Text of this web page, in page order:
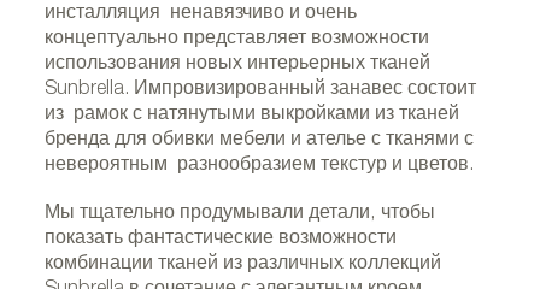
инсталляция ненавязчиво и очень
концептуально представляет возможности
использования новых интерьерных тканей
Sunbrella. Импровизированный занавес состоит
из рамок с натянутыми выкройками из тканей
бренда для обивки мебели и ателье с тканями с
невероятным разнообразием текстур и цветов.
Мы тщательно продумывали детали, чтобы
показать фантастические возможности
комбинации тканей из различных коллекций